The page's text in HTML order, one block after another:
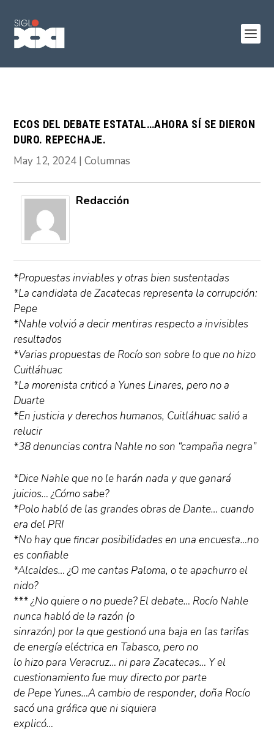
ECOS DEL DEBATE ESTATAL…AHORA SÍ SE DIERON
DURO. REPECHAJE.
May 12, 2024 |Columnas
Redacción
*Propuestas inviables y otras bien sustentadas
*La candidata de Zacatecas representa la corrupción:
Pepe
*Nahle volvió a decir mentiras respecto a invisibles
resultados
*Varias propuestas de Rocío son sobre lo que no hizo
Cuitláhuac
*La morenista criticó a Yunes Linares, pero no a
Duarte
*En justicia y derechos humanos, Cuitláhuac salió a
relucir
*38 denuncias contra Nahle no son “campaña negra”
*Dice Nahle que no le harán nada y que ganará
juicios… ¿Cómo sabe?
*Polo habló de las grandes obras de Dante… cuando
era del PRI
*No hay que fincar posibilidades en una encuesta…no
es confiable
*Alcaldes… ¿O me cantas Paloma, o te apachurro el
nido?
*** ¿No quiere o no puede? El debate… Rocío Nahle
nunca habló de la razón (o
sinrazón) por la que gestionó una baja en las tarifas
de energía eléctrica en Tabasco, pero no
lo hizo para Veracruz… ni para Zacatecas… Y el
cuestionamiento fue muy directo por parte
de Pepe Yunes…A cambio de responder, doña Rocío
sacó una gráfica que ni siquiera
explicó…